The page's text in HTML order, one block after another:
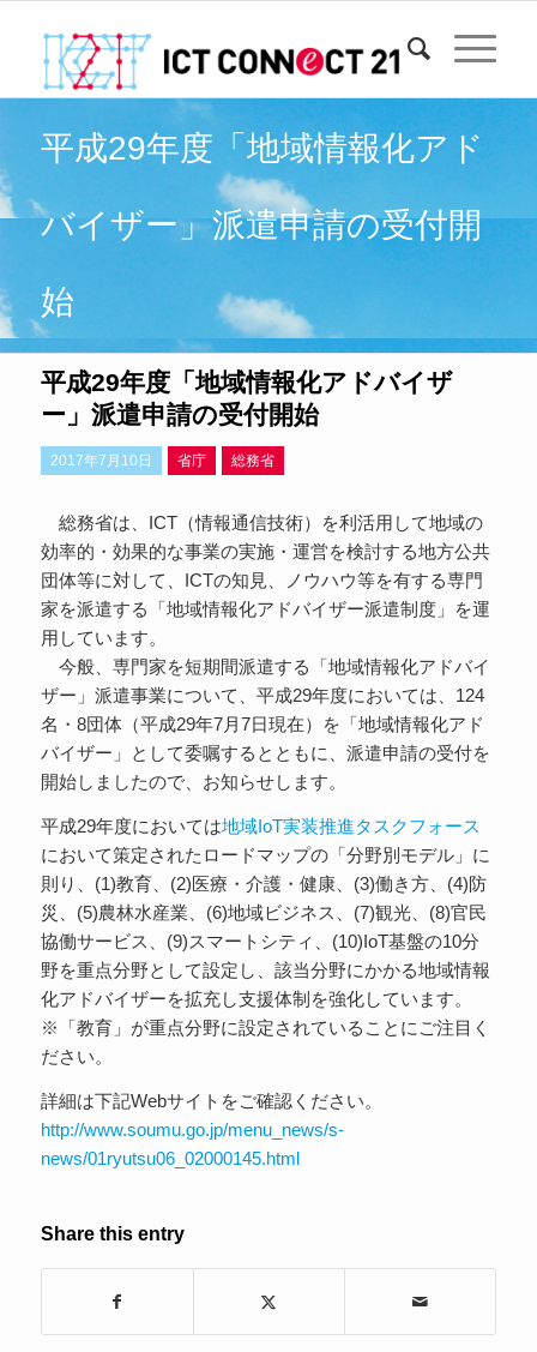
平成29年度「地域情報化アド
バイザー」派遣申請の受付開
始
平成29年度「地域情報化アドバイザ
ー」派遣申請の受付開始
2017年7月10日 省庁 総務省
総務省は、ICT（情報通信技術）を利活用して地域の
効率的・効果的な事業の実施・運営を検討する地方公共
団体等に対して、ICTの知見、ノウハウ等を有する専門
家を派遣する「地域情報化アドバイザー派遣制度」を運
用しています。
今般、専門家を短期間派遣する「地域情報化アドバイ
ザー」派遣事業について、平成29年度においては、124
名・8団体（平成29年7月7日現在）を「地域情報化アド
バイザー」として委嘱するとともに、派遣申請の受付を
開始しましたので、お知らせします。
平成29年度においては地域IoT実装推進タスクフォース
において策定されたロードマップの「分野別モデル」に
則り、(1)教育、(2)医療・介護・健康、(3)働き方、(4)防
災、(5)農林水産業、(6)地域ビジネス、(7)観光、(8)官民
協働サービス、(9)スマートシティ、(10)IoT基盤の10分
野を重点分野として設定し、該当分野にかかる地域情報
化アドバイザーを拡充し支援体制を強化しています。
※「教育」が重点分野に設定されていることにご注目く
ださい。
詳細は下記Webサイトをご確認ください。
http://www.soumu.go.jp/menu_news/s-
news/01ryutsu06_02000145.html
Share this entry